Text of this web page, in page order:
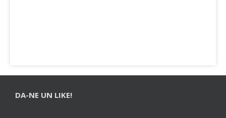
DA-NE UN LIKE!